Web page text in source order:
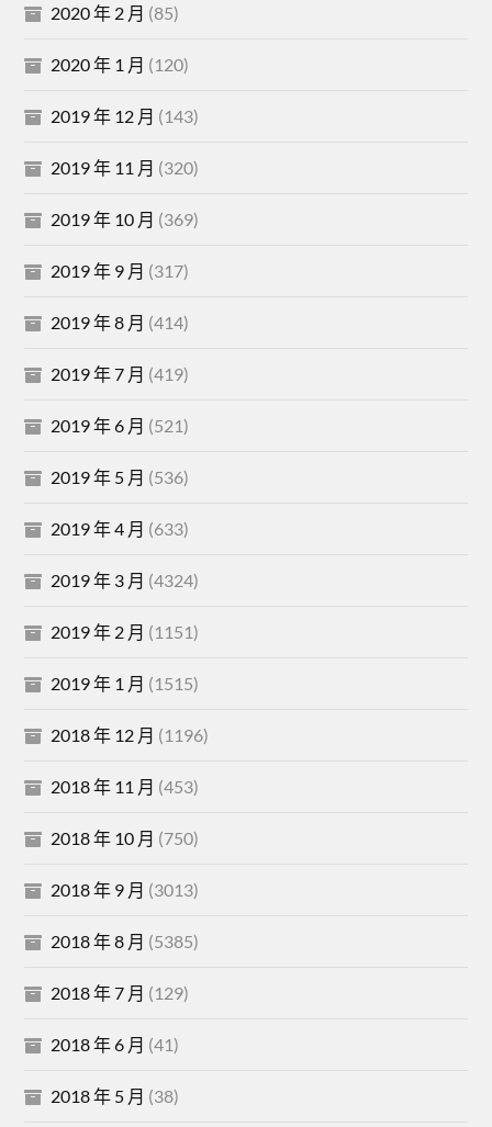
2020 年 2 月 (85)
2020 年 1 月 (120)
2019 年 12 月 (143)
2019 年 11 月 (320)
2019 年 10 月 (369)
2019 年 9 月 (317)
2019 年 8 月 (414)
2019 年 7 月 (419)
2019 年 6 月 (521)
2019 年 5 月 (536)
2019 年 4 月 (633)
2019 年 3 月 (4324)
2019 年 2 月 (1151)
2019 年 1 月 (1515)
2018 年 12 月 (1196)
2018 年 11 月 (453)
2018 年 10 月 (750)
2018 年 9 月 (3013)
2018 年 8 月 (5385)
2018 年 7 月 (129)
2018 年 6 月 (41)
2018 年 5 月 (38)